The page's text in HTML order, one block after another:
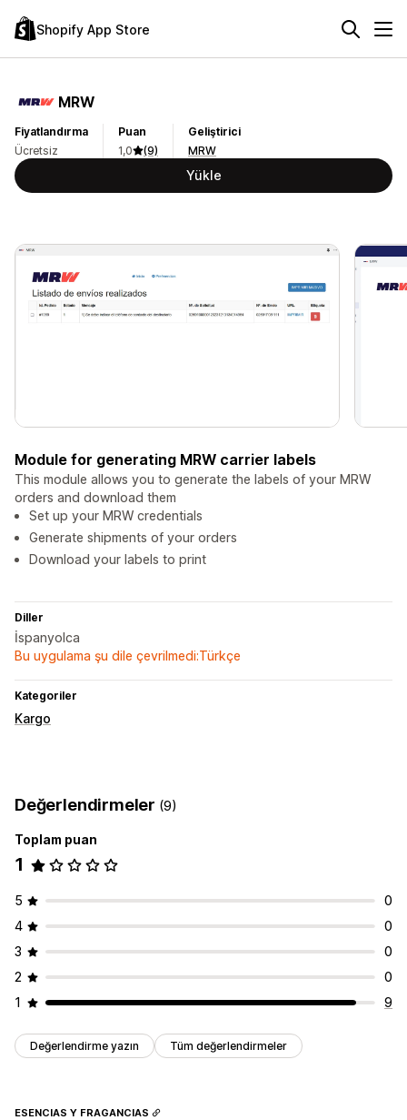
Shopify App Store
MRW
Fiyatlandırma
Ücretsiz
Puan
1,0
(9)
Geliştirici
MRW
Yükle
Module for generating MRW carrier labels
This module allows you to generate the labels of your MRW
orders and download them
Set up your MRW credentials
Generate shipments of your orders
Download your labels to print
Diller
İspanyolca
Bu uygulama şu dile çevrilmedi:Türkçe
Kategoriler
Kargo
Değerlendirmeler (9)
Toplam puan
1
5
0
4
0
3
0
2
0
1
9
Değerlendirme yazın Tüm değerlendirmeler
ESENCIAS Y FRAGANCIAS